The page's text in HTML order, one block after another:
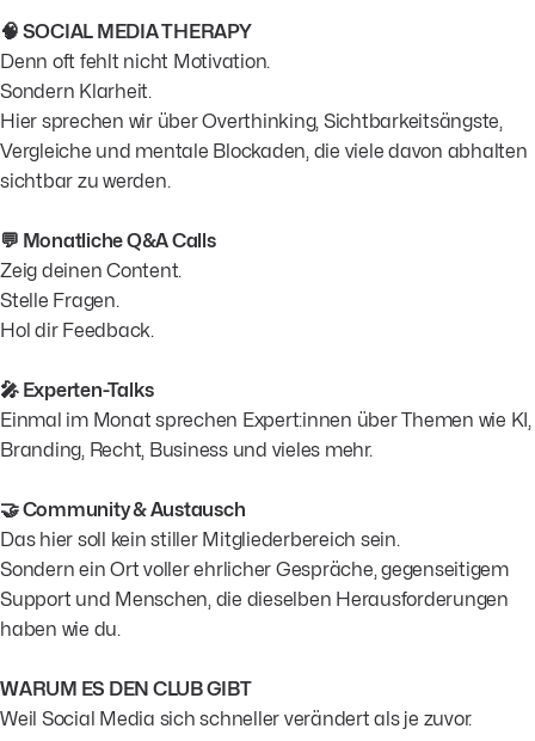
🧠 SOCIAL MEDIA THERAPY
Denn oft fehlt nicht Motivation.
Sondern Klarheit.
Hier sprechen wir über Overthinking, Sichtbarkeitsängste,
Vergleiche und mentale Blockaden, die viele davon abhalten
sichtbar zu werden.
💬 Monatliche Q&A Calls
Zeig deinen Content.
Stelle Fragen.
Hol dir Feedback.
🎤 Experten-Talks
Einmal im Monat sprechen Expert:innen über Themen wie KI,
Branding, Recht, Business und vieles mehr.
🤝 Community & Austausch
Das hier soll kein stiller Mitgliederbereich sein.
Sondern ein Ort voller ehrlicher Gespräche, gegenseitigem
Support und Menschen, die dieselben Herausforderungen
haben wie du.
WARUM ES DEN CLUB GIBT
Weil Social Media sich schneller verändert als je zuvor.